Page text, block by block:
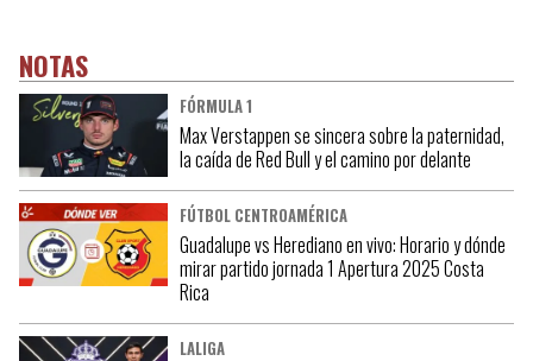
NOTAS
FÓRMULA 1
Max Verstappen se sincera sobre la paternidad,
la caída de Red Bull y el camino por delante
FÚTBOL CENTROAMÉRICA
Guadalupe vs Herediano en vivo: Horario y dónde
mirar partido jornada 1 Apertura 2025 Costa
Rica
LALIGA